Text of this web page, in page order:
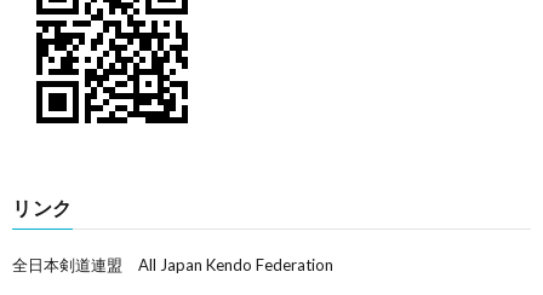
リンク
全日本剣道連盟 All Japan Kendo Federation